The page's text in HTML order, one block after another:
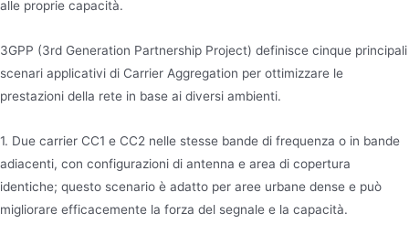
alle proprie capacità.
3GPP (3rd Generation Partnership Project) definisce cinque principali
scenari applicativi di Carrier Aggregation per ottimizzare le
prestazioni della rete in base ai diversi ambienti.
1. Due carrier CC1 e CC2 nelle stesse bande di frequenza o in bande
adiacenti, con configurazioni di antenna e area di copertura
identiche; questo scenario è adatto per aree urbane dense e può
migliorare efficacemente la forza del segnale e la capacità.